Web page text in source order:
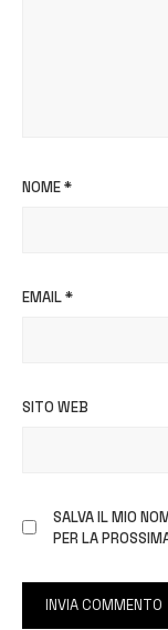
NOME*
EMAIL*
SITO WEB
SALVA IL MIO
PER LA